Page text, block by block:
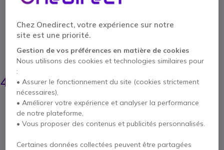
Oreillettes en mousse pour EPOS SC230 / 260
4 de 1 Avis
ÉCONOMISEZ 1,00 €
5,45 €
4,95 € HT - 5,94 € TTC
Qté
AJOUTER AU PANIER
Chez Onedirect, votre expérience sur notre
site est une priorité.
Gestion de vos préférences en matière de cookies
Nous utilisons des cookies et technologies similaires pour
:
• Assurer le fonctionnement du site (cookies strictement
nécessaires),
• Améliorer votre expérience et analyser la performance
de notre plateforme,
• Vous proposer des contenus et publicités personnalisés.
Certaines données collectées peuvent être partagées